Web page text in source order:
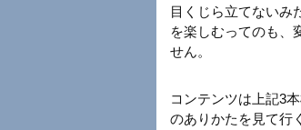
目くじら立てないみ
を楽しむってのも、
せん。
コンテンツは上記3
のありかたを見て行